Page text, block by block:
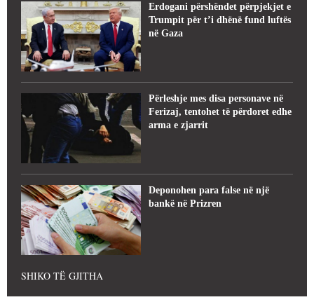
Erdogani përshëndet përpjekjet e
Trumpit për t’i dhënë fund luftës
në Gaza
Përleshje mes disa personave në
Ferizaj, tentohet të përdoret edhe
arma e zjarrit
Deponohen para false në një
bankë në Prizren
SHIKO TË GJITHA